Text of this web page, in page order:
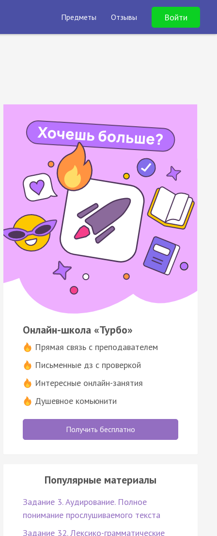
Предметы Отзывы Войти
Онлайн-школа «Турбо»
Прямая связь с преподавателем
Письменные дз с проверкой
Интересные онлайн-занятия
Душевное комьюнити
Получить бесплатно
Популярные материалы
Задание 3. Аудирование. Полное
понимание прослушиваемого текста
Задание 32. Лексико-грамматические